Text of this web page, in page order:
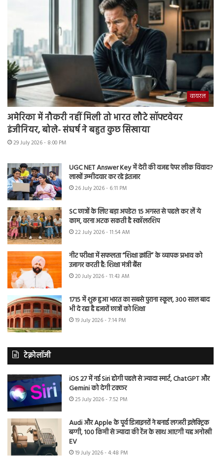
वायरल
अमेरिका में नौकरी नहीं मिली तो भारत लौटे सॉफ्टवेयर
इंजीनियर, बोले- संघर्ष ने बहुत कुछ सिखाया
29 July 2026 - 8:00 PM
UGC NET Answer Key में देरी की वजह पेपर लीक विवाद?
लाखों उम्मीदवार कर रहे इंतजार
26 July 2026 - 6:11 PM
SC छात्रों के लिए बड़ा अपडेट! 15 अगस्त से पहले कर लें ये
काम, वरना अटक सकती है स्कॉलरशिप
22 July 2026 - 11:54 AM
नीट परीक्षा में सफलता “शिक्षा क्रांति” के व्यापक प्रभाव को
उजागर करती है: शिक्षा मंत्री बैंस
20 July 2026 - 11:43 AM
1715 में शुरू हुआ भारत का सबसे पुराना स्कूल, 300 साल बाद
भी दे रहा है हजारों छात्रों को शिक्षा
19 July 2026 - 7:14 PM
टेक्नोलॉजी
iOS 27 में नई Siri होगी पहले से ज्यादा स्मार्ट, ChatGPT और
Gemini को देगी टक्कर
25 July 2026 - 7:52 PM
Audi और Apple के पूर्व डिजाइनरों ने बनाई लग्जरी इलेक्ट्रिक
बग्गी, 100 किमी से ज्यादा की रेंज के साथ आएगी यह अनोखी
EV
19 July 2026 - 4:48 PM